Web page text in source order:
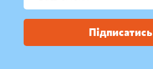
Підписатись